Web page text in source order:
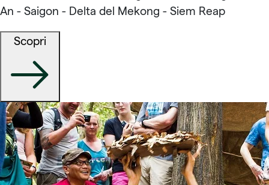
An - Saigon - Delta del Mekong - Siem Reap
Scopri